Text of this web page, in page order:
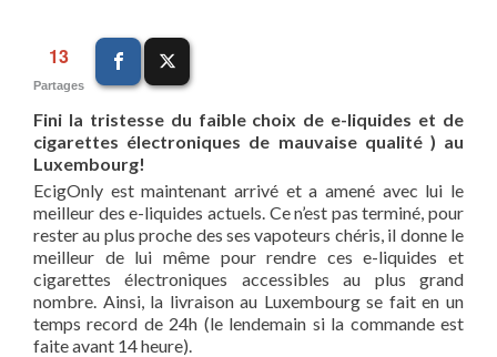
13
Partages
Fini la tristesse du faible choix de e-liquides et de
cigarettes électroniques de mauvaise qualité ) au
Luxembourg!
EcigOnly est maintenant arrivé et a amené avec lui le
meilleur des e-liquides actuels. Ce n’est pas terminé, pour
rester au plus proche des ses vapoteurs chéris, il donne le
meilleur de lui même pour rendre ces e-liquides et
cigarettes électroniques accessibles au plus grand
nombre. Ainsi, la livraison au Luxembourg se fait en un
temps record de 24h (le lendemain si la commande est
faite avant 14 heure).